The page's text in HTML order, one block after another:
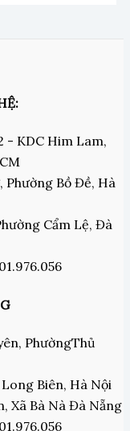
- KDC Him Lam,
Phường Bồ Đề, Hà
Cẩm Lệ, Đà
PhườngThủ
Biên, Hà Nội
Xã Bà Nà Đà Nẵng